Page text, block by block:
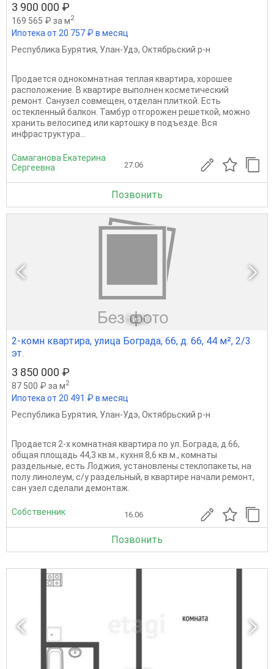
3 900 000 ₽
169 565 ₽ за м2
Ипотека от 20 757 ₽ в месяц
Республика Бурятия, Улан-Удэ, Октябрьский р-н
Продается однокомнатная теплая квартира, хорошее
расположение. В квартире выполнен косметический
ремонт. Санузел совмещен, отделан плиткой. Есть
остекленный балкон. Тамбур отгорожен решеткой, можно
хранить велосипед или картошку в подъезде. Вся
инфраструктура...
Самаганова Екатерина
Сергеевна
27.06
Позвонить
1 из 1
2-комн квартира, улица Бограда, 66, д. 66, 44 м², 2/3
эт.
3 850 000 ₽
87 500 ₽ за м2
Ипотека от 20 491 ₽ в месяц
Республика Бурятия, Улан-Удэ, Октябрьский р-н
Продается 2-х комнатная квартира по ул. Бограда, д.66,
общая площадь 44,3 кв.м., кухня 8,6 кв.м., комнаты
раздельные, есть Лоджия, установлены стеклопакеты, на
полу линолеум, с/у раздельный, в квартире начали ремонт,
сан узел сделали демонтаж.
Собственник 16.06
Позвонить